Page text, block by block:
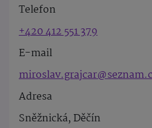
Telefon
+420 412 551 379
E-mail
Adresa
Sněžnická, Děčín